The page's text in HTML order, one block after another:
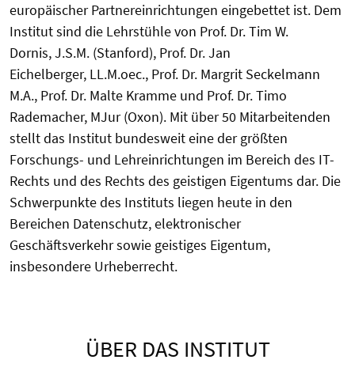
europäischer Partnereinrichtungen eingebettet ist. Dem
Institut sind die Lehrstühle von Prof. Dr. Tim W.
Dornis, J.S.M. (Stanford), Prof. Dr. Jan
Eichelberger, LL.M.oec., Prof. Dr. Margrit Seckelmann
M.A., Prof. Dr. Malte Kramme und Prof. Dr. Timo
Rademacher, MJur (Oxon). Mit über 50 Mitarbeitenden
stellt das Institut bundesweit eine der größten
Forschungs- und Lehreinrichtungen im Bereich des IT-
Rechts und des Rechts des geistigen Eigentums dar. Die
Schwerpunkte des Instituts liegen heute in den
Bereichen Datenschutz, elektronischer
Geschäftsverkehr sowie geistiges Eigentum,
insbesondere Urheberrecht.
ÜBER DAS INSTITUT